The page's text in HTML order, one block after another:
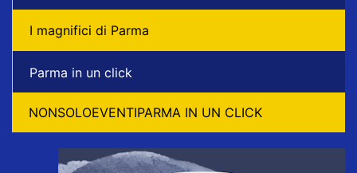
I magnifici di Parma
Parma in un click
NONSOLOEVENTIPARMA IN UN CLICK